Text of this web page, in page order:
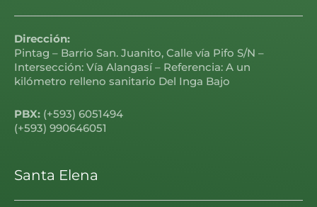
Dirección:
Pintag – Barrio San. Juanito, Calle vía Pifo S/N –
Intersección: Vía Alangasí – Referencia: A un
kilómetro relleno sanitario Del Inga Bajo
PBX: (+593) 6051494
(+593) 990646051
Santa Elena